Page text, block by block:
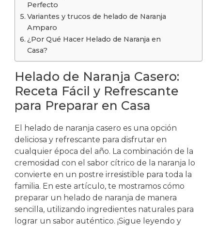
Perfecto
Variantes y trucos de helado de Naranja
Amparo
¿Por Qué Hacer Helado de Naranja en
Casa?
Helado de Naranja Casero:
Receta Fácil y Refrescante
para Preparar en Casa
El helado de naranja casero es una opción
deliciosa y refrescante para disfrutar en
cualquier época del año. La combinación de la
cremosidad con el sabor cítrico de la naranja lo
convierte en un postre irresistible para toda la
familia. En este artículo, te mostramos cómo
preparar un helado de naranja de manera
sencilla, utilizando ingredientes naturales para
lograr un sabor auténtico. ¡Sigue leyendo y